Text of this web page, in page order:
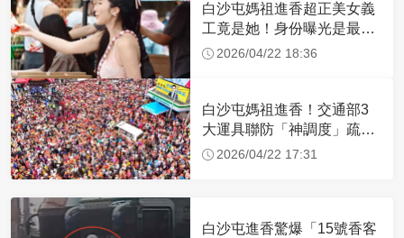
白沙屯媽祖進香超正美女義
工竟是她！身份曝光是最美
禮生 一輩子不結婚
2026/04/22 18:36
白沙屯媽祖進香！交通部3
大運具聯防「神調度」疏運
32.1萬創新高
2026/04/22 17:31
白沙屯進香驚爆「15號香客